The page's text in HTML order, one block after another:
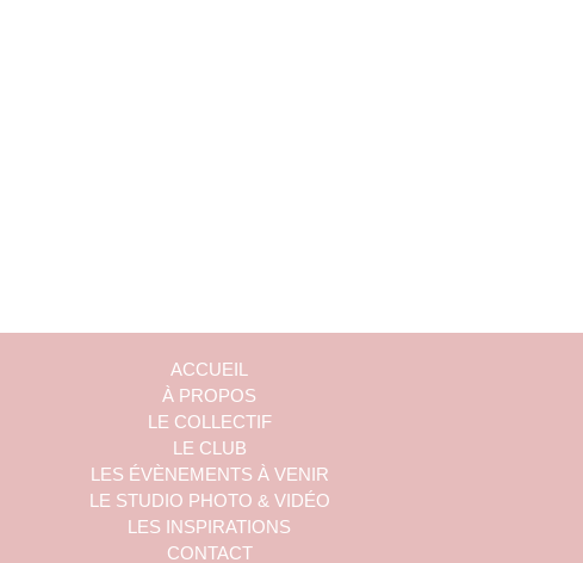
ACCUEIL
À PROPOS
LE COLLECTIF
LE CLUB
LES ÉVÈNEMENTS À VENIR
LE STUDIO PHOTO & VIDÉO
LES INSPIRATIONS
CONTACT